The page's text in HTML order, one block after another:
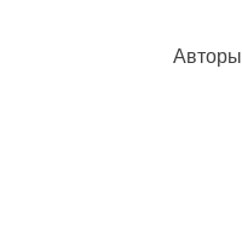
Авторы